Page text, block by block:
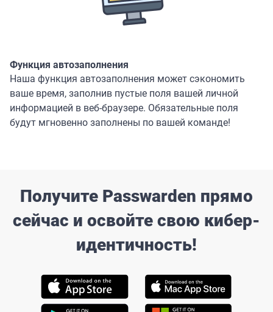
Функция автозаполнения
Наша функция автозаполнения может сэкономить
ваше время, заполнив пустые поля вашей личной
информацией в веб-браузере. Обязательные поля
будут мгновенно заполнены по вашей команде!
Получите Passwarden прямо
сейчас и освойте свою кибер-
идентичность!